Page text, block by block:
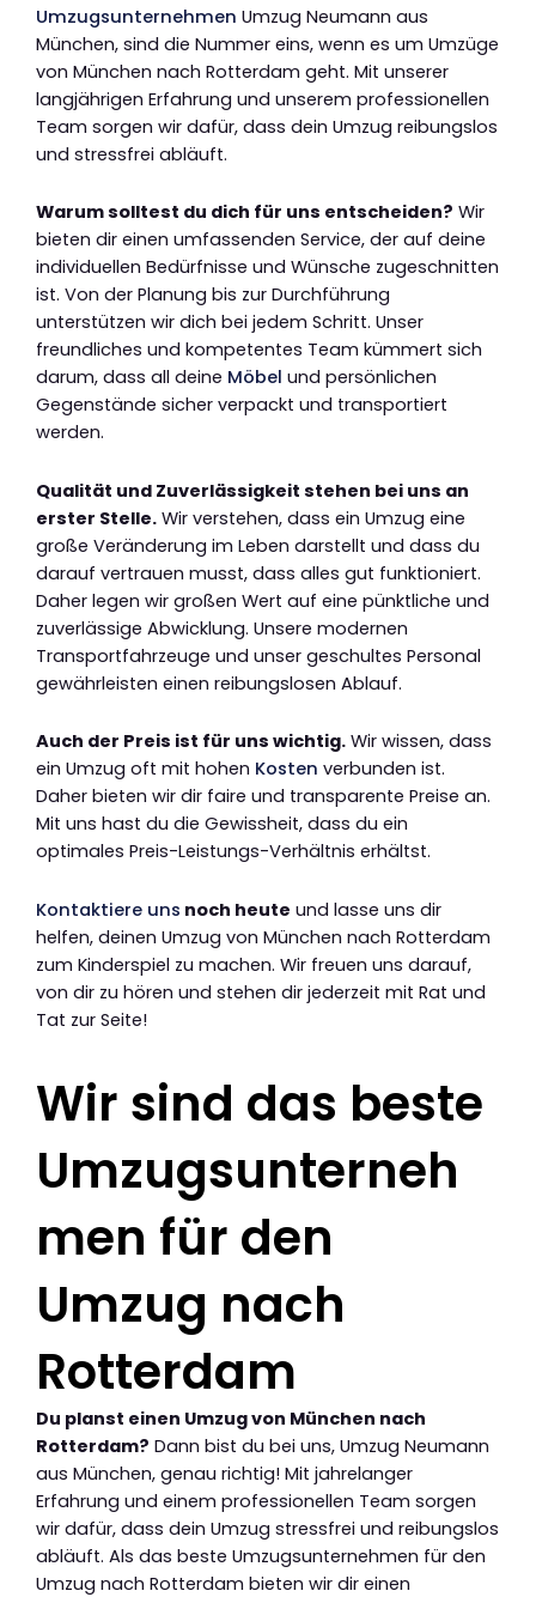
Umzugsunternehmen Umzug Neumann aus
München, sind die Nummer eins, wenn es um Umzüge
von München nach Rotterdam geht. Mit unserer
langjährigen Erfahrung und unserem professionellen
Team sorgen wir dafür, dass dein Umzug reibungslos
und stressfrei abläuft.
Warum solltest du dich für uns entscheiden? Wir
bieten dir einen umfassenden Service, der auf deine
individuellen Bedürfnisse und Wünsche zugeschnitten
ist. Von der Planung bis zur Durchführung
unterstützen wir dich bei jedem Schritt. Unser
freundliches und kompetentes Team kümmert sich
darum, dass all deine Möbel und persönlichen
Gegenstände sicher verpackt und transportiert
werden.
Qualität und Zuverlässigkeit stehen bei uns an
erster Stelle. Wir verstehen, dass ein Umzug eine
große Veränderung im Leben darstellt und dass du
darauf vertrauen musst, dass alles gut funktioniert.
Daher legen wir großen Wert auf eine pünktliche und
zuverlässige Abwicklung. Unsere modernen
Transportfahrzeuge und unser geschultes Personal
gewährleisten einen reibungslosen Ablauf.
Auch der Preis ist für uns wichtig. Wir wissen, dass
ein Umzug oft mit hohen Kosten verbunden ist.
Daher bieten wir dir faire und transparente Preise an.
Mit uns hast du die Gewissheit, dass du ein
optimales Preis-Leistungs-Verhältnis erhältst.
Kontaktiere uns noch heute und lasse uns dir
helfen, deinen Umzug von München nach Rotterdam
zum Kinderspiel zu machen. Wir freuen uns darauf,
von dir zu hören und stehen dir jederzeit mit Rat und
Tat zur Seite!
Wir sind das beste
Umzugsunterneh
men für den
Umzug nach
Rotterdam
Du planst einen Umzug von München nach
Rotterdam? Dann bist du bei uns, Umzug Neumann
aus München, genau richtig! Mit jahrelanger
Erfahrung und einem professionellen Team sorgen
wir dafür, dass dein Umzug stressfrei und reibungslos
abläuft. Als das beste Umzugsunternehmen für den
Umzug nach Rotterdam bieten wir dir einen